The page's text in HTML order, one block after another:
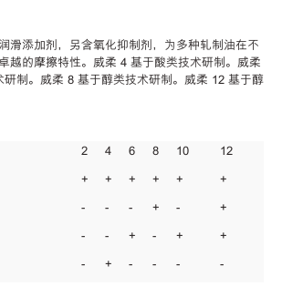
滑添加剂，另含氧化抑制剂，为多种轧制油在不
越的摩擦特性。威柔 4 基于酸类技术研制。威柔
制。威柔 8 基于醇类技术研制。威柔 12 基于醇
2 4 6 8 10 12
+ + + + + +
- - - + - +
- - + - + +
- + - - - -